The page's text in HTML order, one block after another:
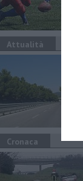
Attualità
Cronaca